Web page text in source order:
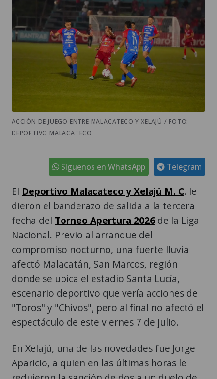
ACCIÓN DE JUEGO ENTRE MALACATECO Y XELAJÚ / FOTO:
DEPORTIVO MALACATECO
Telegram
Síguenos en WhatsApp
El Deportivo Malacateco y Xelajú M. C. le
dieron el banderazo de salida a la tercera
fecha del Torneo Apertura 2026 de la Liga
Nacional. Previo al arranque del
compromiso nocturno, una fuerte lluvia
afectó Malacatán, San Marcos, región
donde se ubica el estadio Santa Lucía,
escenario deportivo que vería acciones de
"Toros" y "Chivos", pero al final no afectó el
espectáculo de este viernes 7 de julio.
En Xelajú, una de las novedades fue Jorge
Aparicio, a quien en las últimas horas le